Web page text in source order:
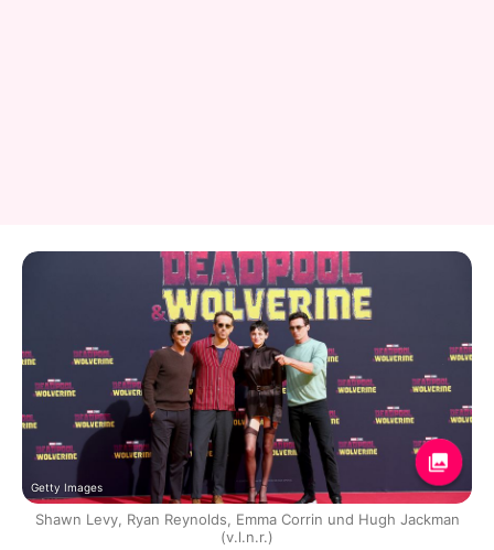
Getty Images
Shawn Levy, Ryan Reynolds, Emma Corrin und Hugh Jackman
(v.l.n.r.)